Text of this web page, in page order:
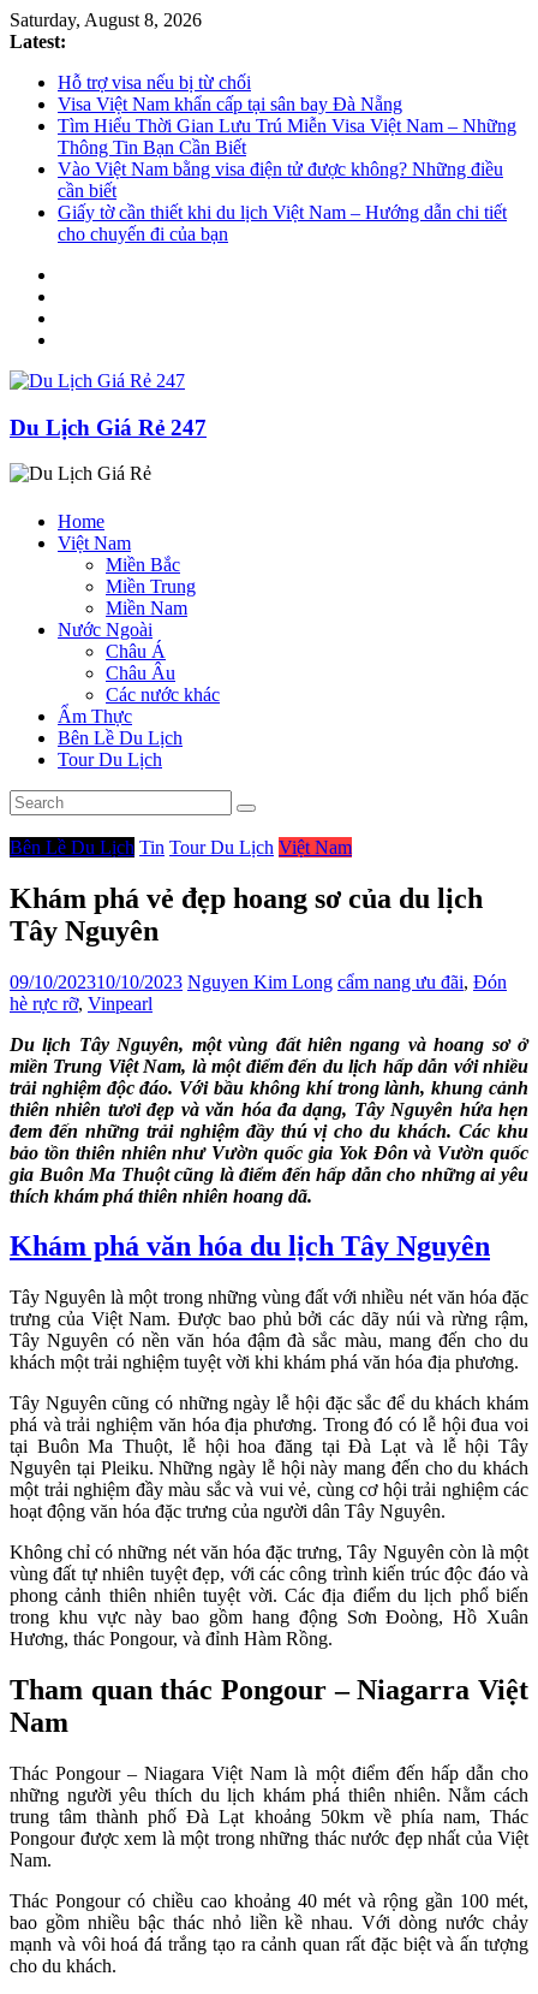
Saturday, August 8, 2026
Latest:
Hỗ trợ visa nếu bị từ chối
Visa Việt Nam khẩn cấp tại sân bay Đà Nẵng
Tìm Hiểu Thời Gian Lưu Trú Miễn Visa Việt Nam – Những
Thông Tin Bạn Cần Biết
Vào Việt Nam bằng visa điện tử được không? Những điều
cần biết
Giấy tờ cần thiết khi du lịch Việt Nam – Hướng dẫn chi tiết
cho chuyến đi của bạn
Du Lịch Giá Rẻ 247
Home
Việt Nam
Miền Bắc
Miền Trung
Miền Nam
Nước Ngoài
Châu Á
Châu Âu
Các nước khác
Ẩm Thực
Bên Lề Du Lịch
Tour Du Lịch
Bên Lề Du Lịch Tin Tour Du Lịch Việt Nam
Khám phá vẻ đẹp hoang sơ của du lịch
Tây Nguyên
09/10/202310/10/2023 Nguyen Kim Long cẩm nang ưu đãi, Đón
hè rực rỡ, Vinpearl
Du lịch Tây Nguyên, một vùng đất hiên ngang và hoang sơ ở
miền Trung Việt Nam, là một điểm đến du lịch hấp dẫn với nhiều
trải nghiệm độc đáo. Với bầu không khí trong lành, khung cảnh
thiên nhiên tươi đẹp và văn hóa đa dạng, Tây Nguyên hứa hẹn
đem đến những trải nghiệm đầy thú vị cho du khách. Các khu
bảo tồn thiên nhiên như Vườn quốc gia Yok Đôn và Vườn quốc
gia Buôn Ma Thuột cũng là điểm đến hấp dẫn cho những ai yêu
thích khám phá thiên nhiên hoang dã.
Khám phá văn hóa du lịch Tây Nguyên
Tây Nguyên là một trong những vùng đất với nhiều nét văn hóa đặc
trưng của Việt Nam. Được bao phủ bởi các dãy núi và rừng rậm,
Tây Nguyên có nền văn hóa đậm đà sắc màu, mang đến cho du
khách một trải nghiệm tuyệt vời khi khám phá văn hóa địa phương.
Tây Nguyên cũng có những ngày lễ hội đặc sắc để du khách khám
phá và trải nghiệm văn hóa địa phương. Trong đó có lễ hội đua voi
tại Buôn Ma Thuột, lễ hội hoa đăng tại Đà Lạt và lễ hội Tây
Nguyên tại Pleiku. Những ngày lễ hội này mang đến cho du khách
một trải nghiệm đầy màu sắc và vui vẻ, cùng cơ hội trải nghiệm các
hoạt động văn hóa đặc trưng của người dân Tây Nguyên.
Không chỉ có những nét văn hóa đặc trưng, Tây Nguyên còn là một
vùng đất tự nhiên tuyệt đẹp, với các công trình kiến trúc độc đáo và
phong cảnh thiên nhiên tuyệt vời. Các địa điểm du lịch phổ biến
trong khu vực này bao gồm hang động Sơn Đoòng, Hồ Xuân
Hương, thác Pongour, và đỉnh Hàm Rồng.
Tham quan thác Pongour – Niagarra Việt
Nam
Thác Pongour – Niagara Việt Nam là một điểm đến hấp dẫn cho
những người yêu thích du lịch khám phá thiên nhiên. Nằm cách
trung tâm thành phố Đà Lạt khoảng 50km về phía nam, Thác
Pongour được xem là một trong những thác nước đẹp nhất của Việt
Nam.
Thác Pongour có chiều cao khoảng 40 mét và rộng gần 100 mét,
bao gồm nhiều bậc thác nhỏ liền kề nhau. Với dòng nước chảy
mạnh và vôi hoá đá trắng tạo ra cảnh quan rất đặc biệt và ấn tượng
cho du khách.